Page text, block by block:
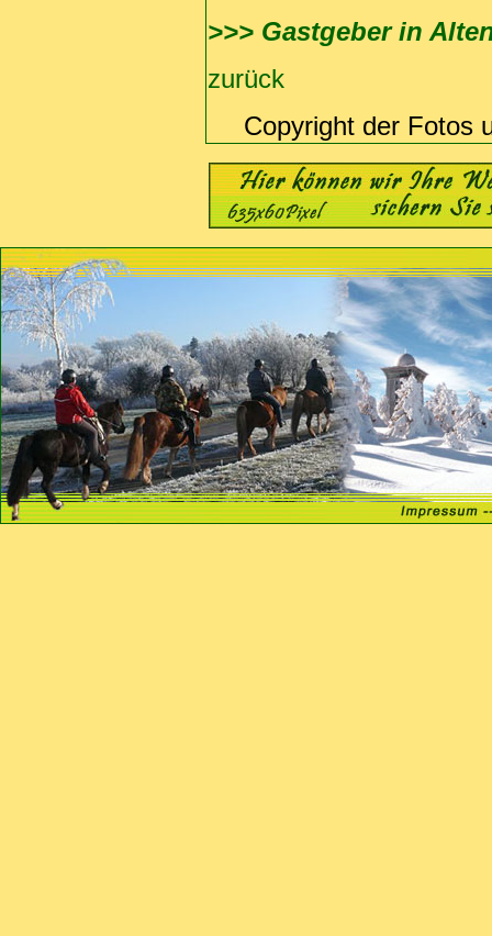
>>> Gastgeber in
zurück
Copyright der Fotos